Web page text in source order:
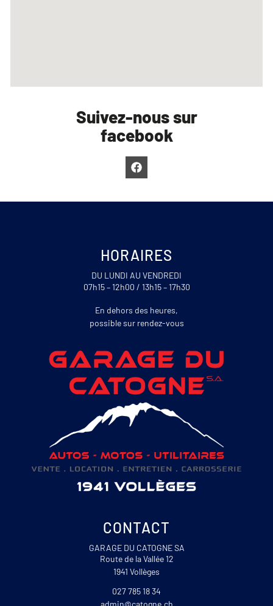
Suivez-nous sur
facebook
HORAIRES
DU LUNDI AU VENDREDI
07h15 – 12h00 / 13h15 – 17h30
En dehors des heures,
possible sur rendez-vous
CONTACT
GARAGE DU CATOGNE SA
Route de la Vallée 12
1941 Vollèges
027 785 18 34